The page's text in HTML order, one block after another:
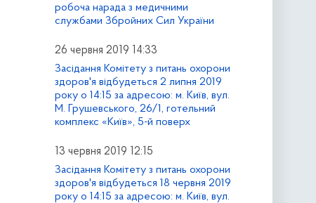
робоча нарада з медичними
службами Збройних Сил України
26 червня 2019 14:33
Засідання Комітету з питань охорони
здоров'я відбудеться 2 липня 2019
року о 14:15 за адресою: м. Київ, вул.
М. Грушевського, 26/1, готельний
комплекс «Київ», 5-й поверх
13 червня 2019 12:15
Засідання Комітету з питань охорони
здоров'я відбудеться 18 червня 2019
року о 14:15 за адресою: м. Київ, вул.